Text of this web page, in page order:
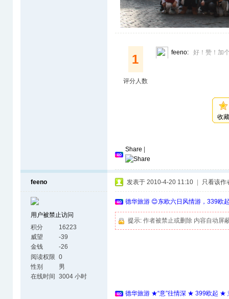
1
评分人数
feeno: 好！赞！加
收
Share
feeno
用户被禁止访问
积分
16223
威望
-39
金钱
-26
阅读权限 0
性别
男
在线时间
3004 小时
发表于 2010-4-20 11:10 只看该作
德华旅游 😊东欧六日风情游，339欧
提示: 作者被禁止或删除 内容自动屏
德华旅游 ★“意”往情深 ★ 399欧起 ★